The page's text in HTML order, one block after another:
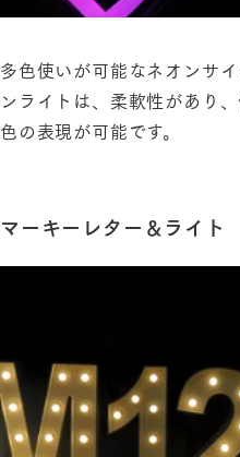
多色使いが可能なネオンサ
ンライトは、柔軟性があり
色の表現が可能です。
マーキーレター＆ライト